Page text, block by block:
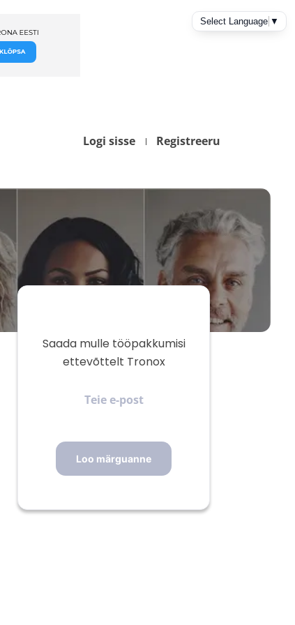
Logi sisse Registreeru
Saada mulle tööpakkumisi
ettevõttelt Tronox